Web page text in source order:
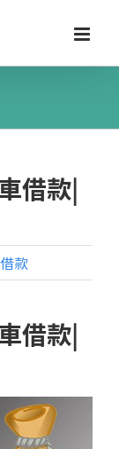
借款|
款
借款|